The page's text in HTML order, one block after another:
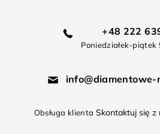
+48 222
Poniedziałek-
Obsługa klienta Skontaktuj się z